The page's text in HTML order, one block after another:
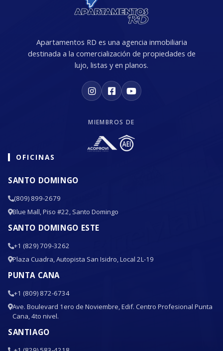
Apartamentos RD es una agencia inmobiliaria
destinada a la comercialización de propiedades de
lujo, listas y en planos.
MIEMBROS DE
OFICINAS
SANTO DOMINGO
(809) 899-2679
Blue Mall, Piso #22, Santo Domingo
SANTO DOMINGO ESTE
+1 (829) 709-3262
Plaza Cuadra, Autopista San Isidro, Local 2L-19
PUNTA CANA
+1 (809) 872-6734
Ave. Boulevard 1ero de Noviembre, Edif. Centro Profesional Punta
Cana, 4to nivel.
SANTIAGO